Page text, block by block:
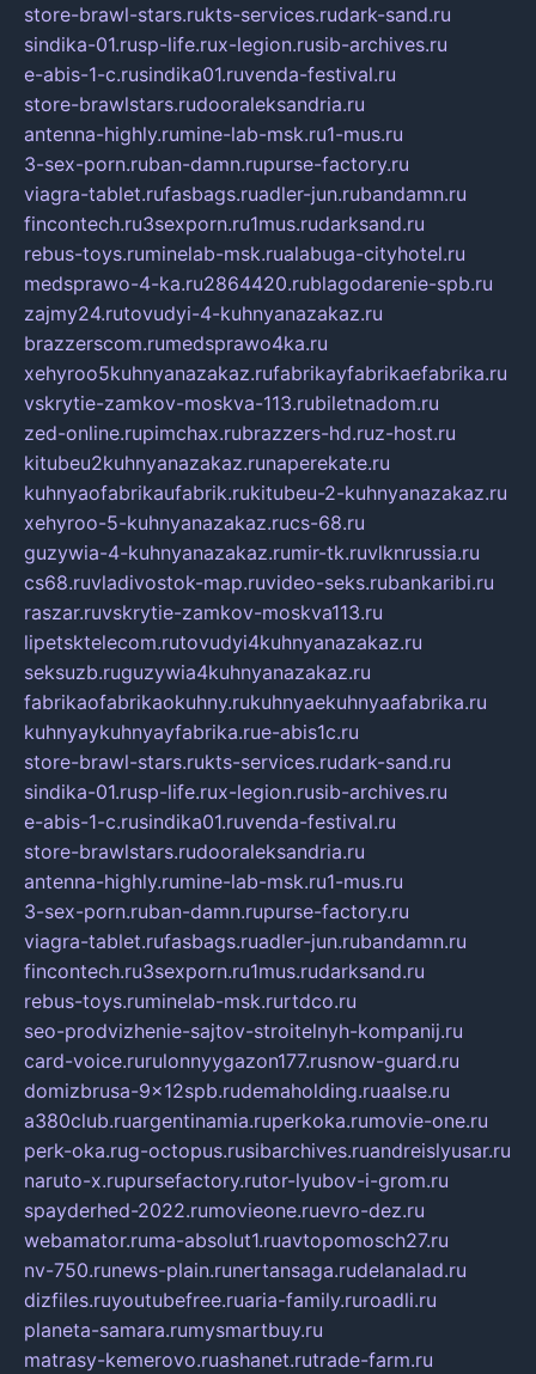
store-brawl-stars.rukts-services.rudark-sand.ru
sindika-01.rusp-life.rux-legion.rusib-archives.ru
e-abis-1-c.rusindika01.ruvenda-festival.ru
store-brawlstars.rudooraleksandria.ru
antenna-highly.rumine-lab-msk.ru1-mus.ru
3-sex-porn.ruban-damn.rupurse-factory.ru
viagra-tablet.rufasbags.ruadler-jun.rubandamn.ru
fincontech.ru3sexporn.ru1mus.rudarksand.ru
rebus-toys.ruminelab-msk.rualabuga-cityhotel.ru
medsprawo-4-ka.ru2864420.rublagodarenie-spb.ru
zajmy24.rutovudyi-4-kuhnyanazakaz.ru
brazzerscom.rumedsprawo4ka.ru
xehyroo5kuhnyanazakaz.rufabrikayfabrikaefabrika.ru
vskrytie-zamkov-moskva-113.rubiletnadom.ru
zed-online.rupimchax.rubrazzers-hd.ruz-host.ru
kitubeu2kuhnyanazakaz.runaperekate.ru
kuhnyaofabrikaufabrik.rukitubeu-2-kuhnyanazakaz.ru
xehyroo-5-kuhnyanazakaz.rucs-68.ru
guzywia-4-kuhnyanazakaz.rumir-tk.ruvlknrussia.ru
cs68.ruvladivostok-map.ruvideo-seks.rubankaribi.ru
raszar.ruvskrytie-zamkov-moskva113.ru
lipetsktelecom.rutovudyi4kuhnyanazakaz.ru
seksuzb.ruguzywia4kuhnyanazakaz.ru
fabrikaofabrikaokuhny.rukuhnyaekuhnyaafabrika.ru
kuhnyaykuhnyayfabrika.rue-abis1c.ru
store-brawl-stars.rukts-services.rudark-sand.ru
sindika-01.rusp-life.rux-legion.rusib-archives.ru
e-abis-1-c.rusindika01.ruvenda-festival.ru
store-brawlstars.rudooraleksandria.ru
antenna-highly.rumine-lab-msk.ru1-mus.ru
3-sex-porn.ruban-damn.rupurse-factory.ru
viagra-tablet.rufasbags.ruadler-jun.rubandamn.ru
fincontech.ru3sexporn.ru1mus.rudarksand.ru
rebus-toys.ruminelab-msk.rurtdco.ru
seo-prodvizhenie-sajtov-stroitelnyh-kompanij.ru
card-voice.rurulonnyygazon177.rusnow-guard.ru
domizbrusa-9x12spb.rudemaholding.ruaalse.ru
a380club.ruargentinamia.ruperkoka.rumovie-one.ru
perk-oka.rug-octopus.rusibarchives.ruandreislyusar.ru
naruto-x.rupursefactory.rutor-lyubov-i-grom.ru
spayderhed-2022.rumovieone.ruevro-dez.ru
webamator.ruma-absolut1.ruavtopomosch27.ru
nv-750.runews-plain.runertansaga.rudelanalad.ru
dizfiles.ruyoutubefree.ruaria-family.ruroadli.ru
planeta-samara.rumysmartbuy.ru
matrasy-kemerovo.ruashanet.rutrade-farm.ru